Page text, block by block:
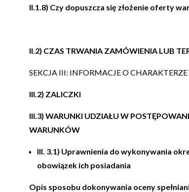
II.1.8) Czy dopuszcza się złożenie oferty
II.2) CZAS TRWANIA ZAMÓWIENIA LUB
SEKCJA III: INFORMACJE O
III.2) ZALICZKI
III.3) WARUNKI UDZIAŁU W
WARUNKÓW
III. 3.1) Uprawnienia do wykonywania
obowiązek ich posiadania
Opis sposobu dokonywania oceny